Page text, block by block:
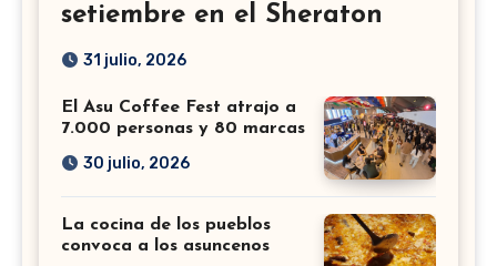
setiembre en el Sheraton
31 julio, 2026
El Asu Coffee Fest atrajo a
7.000 personas y 80 marcas
30 julio, 2026
La cocina de los pueblos
convoca a los asuncenos